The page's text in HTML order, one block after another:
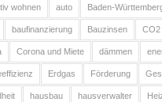
wohnen auto Baden-
baufinanzierung Bauzinsen CO2
Corona und Miete dämmen
Erdgas Förderung
hausbau hausverwalter